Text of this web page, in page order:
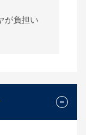
が負担い